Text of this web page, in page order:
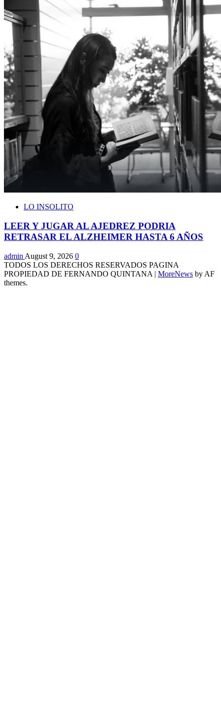
LO INSOLITO
LEER Y JUGAR AL AJEDREZ PODRIA
RETRASAR EL ALZHEIMER HASTA 6 AÑOS
admin August 9, 2026 0
TODOS LOS DERECHOS RESERVADOS PAGINA
PROPIEDAD DE FERNANDO QUINTANA | MoreNews by AF
themes.